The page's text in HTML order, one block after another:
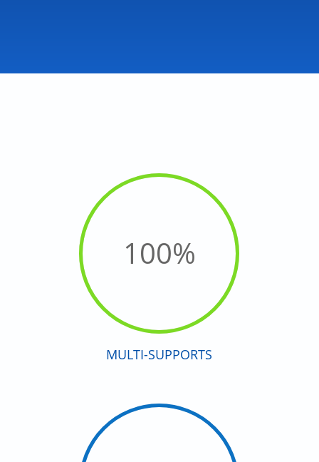
100%
MULTI-SUPPORTS